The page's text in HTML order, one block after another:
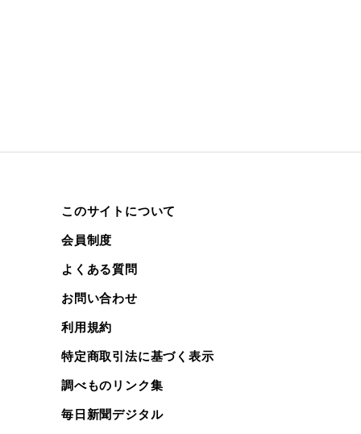
このサイトについて
会員制度
よくある質問
お問い合わせ
利用規約
特定商取引法に基づく表示
調べものリンク集
毎日新聞デジタル